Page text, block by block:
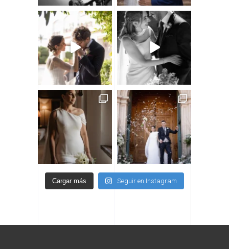
Cargar más Seguir en Instagram